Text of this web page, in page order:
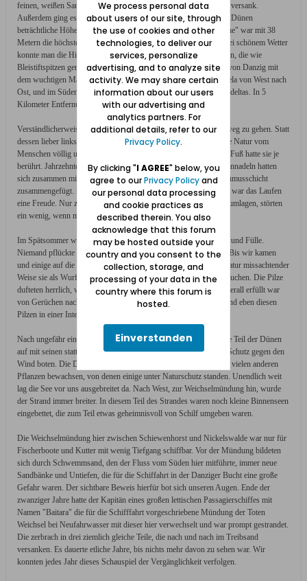
feinen, weißen Sand zu kämpfen hatte und bei jedem Schritt darin versank.
Außerdem ging es ständig bergauf und bergab, wie überhaupt die Dünen
beträchtliche Höhen aufzuweisen hatten. Die "Prinz-Albrecht-Höhe" war mit 38
Metern die höchste. Sie bot einen besonders schönen Ausblick. Bei schönem Wetter
konnte man die Himmelfahrtskirchtürme von Neufahrwasser sehen, die wie
Bleistiftspitzen gen Himmel ragten. Natürlich auch die Silhouette von Danzig mit
dem wuchtigen Marienturm. Im Norden zog sich die Halbinsel Hela von West nach
Ost, und im Süden verlor sich der Blick in der Weite des Weichseldeltas. In 5
Kilometer Entfernung erkannte man die Kirche von Schönbaum.
Verständlicherweise vermieden wir es, den beschwerlichen Sandweg zu gehen. Statt
dessen lieber links und rechts davon durch den Wald. Hier war die Natur vom
Menschen völlig unberührt und ganz sich selbst überlassen. Kein Fuß hatte sie je
berührt. Jahrzehntelang abgefallene und zuunterst verrottete Tannennadeln hatten
sich zusammen mit Gras und anderen Pflanzen zu einer dicken Humusschicht
zusammengefügt. Sie war so weich wie ein kostbarer Teppich. So war das Laufen
eine Freude. Nur zahlreiche Kruschken, die überall am Boden herumlagen, störten
ein wenig, wenn man unbeabsichtigt darauf trat.
Im Spätsommer wuchsen Pilze, vornehmlich Butterpilze, in Hülle und Fülle.
Niemand pflückte sie. Anscheinend waren sie für niemand nütze. Bis wir kamen
und einige auf die Idee kamen, sie zu pflücken und damit in die Natur missachtender
Weise sie als Wurfgeschosse a la "Schneeballschlacht" zu missbrauchen. Die Pilze
dufteten herrlich, wie überhaupt die Luft in diesem Dünenwald überall erfüllt war
von Gerüchen nach Kiefernharz, Tannennadeln, Moos, Gräsern und eben diesen
Pilzen in einer Intensität, die unvergleichlich war.
Nach ungefähr einem Kilometer tat sich uns dann der unbewaldete Teil der Dünen
auf mit seinen stattlichen Hügeln und Tälern, die uns zur See hin Schutz gegen den
Wind boten. Die Dünen waren mit Strandhafer, Stranddisteln und vielen anderen
Pflanzen bewachsen, von denen einige unter Naturschutz standen. Unendlich weit
lag die See vor uns ausgebreitet da. Nach West, zur Weichselmündung hin, wurde
der Strand immer breiter. In diesem Teil des Strandes waren noch kleine Binnenseen
eingebettet, die zum Teil etwas geheimnisvoll von Schilf umgeben waren.
Die Weichselmündung hier zwischen Schiewenhorst und Nickelswalde war nur für
Fischerboote und Kutter mit wenig Tiefgang schiffbar. Vor der Mündung bildeten
sich durch Schwemmsand, den der Fluss vom Süden hier mitführte, immer neue
Sandbänke und Untiefen, die für die Schiffahrt in der Danziger Bucht eine große
Gefahr waren. Der sichtbare Beweis hierfür bot sich unseren Augen. Ende der
zwanziger Jahre hatte der Kapitän eines großen lettischen Passagierschiffes mit
Namen "Baitara" die für die Schifffahrt vorgeschriebene Mündung der Toten
Weichsel bei Neufahrwasser mit dieser hier verwechselt und war prompt gestrandet.
Die zerbrach in drei ziemlich gleiche Teile, die nach und nach im Treibsand
versanken. Es dauerte etliche Jahre, bis nichts mehr davon zu sehen war. Wir
konnten jedes Jahr dieses Schauspiel der Vergänglichkeit verfolgen.
We process personal data
about users of our site, through
the use of cookies and other
technologies, to deliver our
services, personalize
advertising, and to analyze site
activity. We may share certain
information about our users
with our advertising and
analytics partners. For
additional details, refer to our
Privacy Policy.
By clicking "I AGREE" below, you
agree to ourPrivacy Policyand
our personal data processing
and cookie practices as
described therein. You also
acknowledge that this forum
may be hosted outside your
country and you consent to the
collection, storage, and
processing of your data in the
country where this forum is
hosted.
Einverstanden